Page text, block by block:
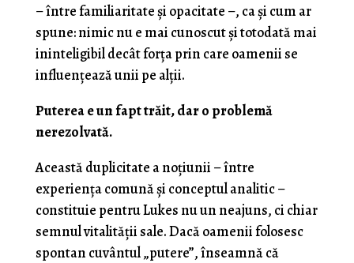
– între familiaritate și opacitate –, ca și cum ar
spune: nimic nu e mai cunoscut și totodată mai
ininteligibil decât forța prin care oamenii se
influențează unii pe alții.
Puterea e un fapt trăit, dar o problemă
nerezolvată.
Această duplicitate a noțiunii – între
experiența comună și conceptul analitic –
constituie pentru Lukes nu un neajuns, ci chiar
semnul vitalității sale. Dacă oamenii folosesc
spontan cuvântul „putere”, înseamnă că